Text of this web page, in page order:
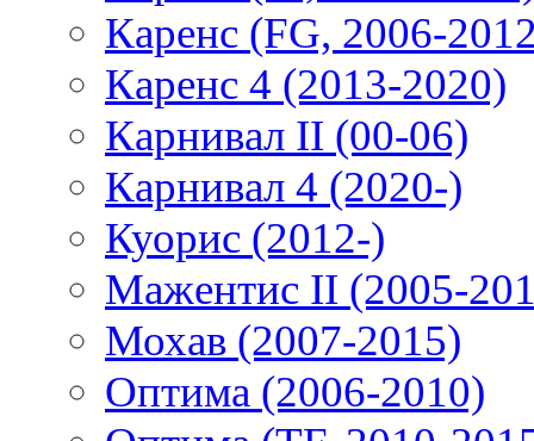
Каренс (FG, 2006-
Каренс 4 (2013-2020)
Карнивал II (00-06)
Карнивал 4 (2020-)
Куорис (2012-)
Мажентис II (2005-
Мохав (2007-2015)
Оптима (2006-2010)